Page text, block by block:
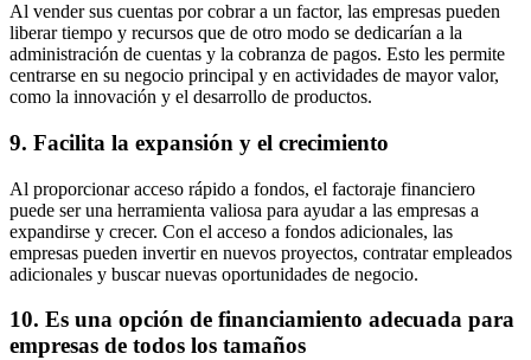
Al vender sus cuentas por cobrar a un factor, las empresas pueden
liberar tiempo y recursos que de otro modo se dedicarían a la
administración de cuentas y la cobranza de pagos. Esto les permite
centrarse en su negocio principal y en actividades de mayor valor,
como la innovación y el desarrollo de productos.
9. Facilita la expansión y el crecimiento
Al proporcionar acceso rápido a fondos, el factoraje financiero
puede ser una herramienta valiosa para ayudar a las empresas a
expandirse y crecer. Con el acceso a fondos adicionales, las
empresas pueden invertir en nuevos proyectos, contratar empleados
adicionales y buscar nuevas oportunidades de negocio.
10. Es una opción de financiamiento adecuada para
empresas de todos los tamaños